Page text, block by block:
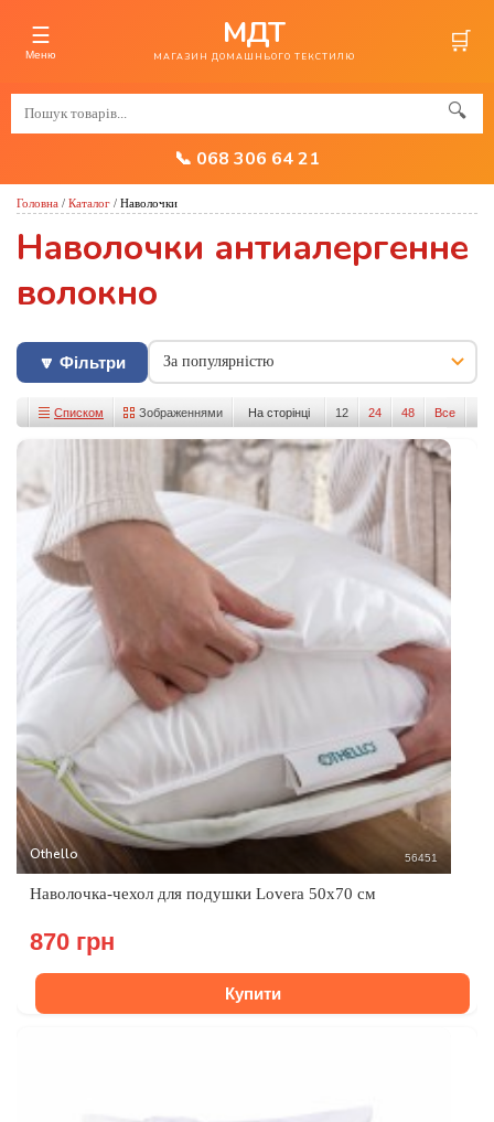
☰
Меню
МДТ
МАГАЗИН ДОМАШНЬОГО ТЕКСТИЛЮ 🛒
🔍
📞 068 306 64 21
Головна / Каталог / Наволочки
Наволочки антиалергенне
волокно
🔽 Фільтри
На сторінці 12 24 48 Все
Списком Зображеннями
Othello 56451
Наволочка-чехол для подушки Lovera 50x70 см
870 грн
Купити